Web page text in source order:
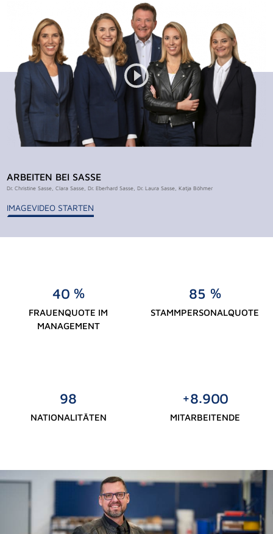
ARBEITEN BEI SASSE
Dr. Christine Sasse, Clara Sasse, Dr. Eberhard Sasse, Dr. Laura Sasse, Katja Böhmer
IMAGEVIDEO STARTEN
40%
FRAUENQUOTE IM
MANAGEMENT
85 %
STAMMPERSONALQUOTE
98
NATIONALITÄTEN
+8.900
MITARBEITENDE